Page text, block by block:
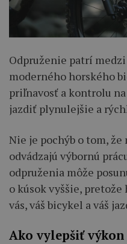
Odpruženie patrí
moderného horského
priľnavosť a kontrolu
jazdiť plynulejšie a
Nie je pochýb o tom,
odvádzajú výbornú
odpruženia môže
o kúsok vyššie,
vás, váš bicykel a váš
Ako vylepšiť